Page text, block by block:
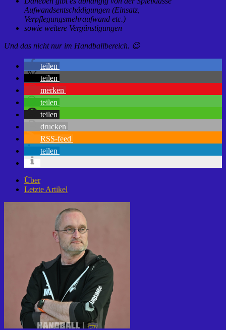
Aufwandsentschädigungen (Einsatz,
Verpflegungsmehraufwand etc.)
sowie weitere Vergünstigungen
Und das nicht nur im Handballbereich. 😉
teilen
teilen
merken
teilen
teilen
drucken
RSS-feed
teilen
Über
Letzte Artikel